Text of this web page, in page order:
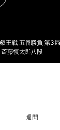
叡王戦 五番勝負 第3局
藤慎太郎八段
週間